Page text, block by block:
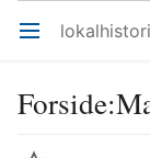
Åpne hovedmenyen
Forside: